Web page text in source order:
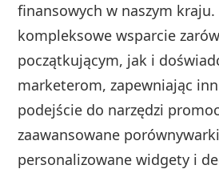
finansowych w naszym
kompleksowe wsparcie
początkującym, jak i
marketerom, zapewniając
podejście do narzędzi
zaawansowane
personalizowane widgety i